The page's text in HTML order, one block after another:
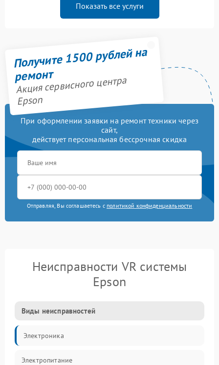
Показать все услуги
Получите 1500 рублей на
ремонт
Акция сервисного центра
Epson
При оформлении заявки на ремонт техники через
сайт,
действует персональная бессрочная скидка
Отправляя, Вы соглашаетесь с политикой конфиденциальности
Неисправности VR системы
Epson
Виды неисправностей
Электроника
Электропитание